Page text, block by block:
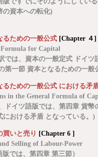
の資本への転化)
ための一般公式 [Chapter ４]
for Capital
では、資本の一般定式 ドイツ
第一節 資本となるための一般
ための一般公式 における矛
in the General Formula of
ドイツ語版では、第四章 貨幣
における矛盾 となっている。)
いと売り [Chapter 6 ]
Selling of Labour-Power
版では、第四章 第三節）